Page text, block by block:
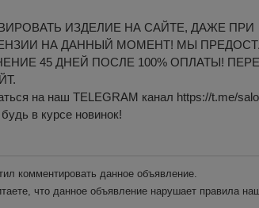
ИЗДЕЛИЕ НА САЙТЕ, ДАЖЕ ПРИ
НА ДАННЫЙ МОМЕНТ! МЫ
45 ДНЕЙ ПОСЛЕ 100% ОПЛАТЫ!
на наш TELEGRAM канал https://t.me/
в курсе новинок!
комментировать данное объявление.
что данное объявление нарушает правила